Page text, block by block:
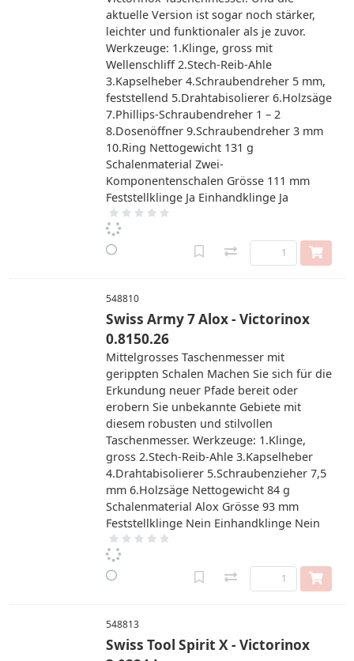
aktuelle Version ist sogar noch stärker,
leichter und funktionaler als je zuvor.
Werkzeuge: 1.Klinge, gross mit
Wellenschliff 2.Stech-Reib-Ahle
3.Kapselheber 4.Schraubendreher 5 mm,
feststellend 5.Drahtabisolierer 6.Holzsäge
7.Phillips-Schraubendreher 1 – 2
8.Dosenöffner 9.Schraubendreher 3 mm
10.Ring Nettogewicht 131 g
Schalenmaterial Zwei-
Komponentenschalen Grösse 111 mm
Feststellklinge Ja Einhandklinge Ja
548810
Swiss Army 7 Alox - Victorinox
0.8150.26
Mittelgrosses Taschenmesser mit
gerippten Schalen Machen Sie sich für die
Erkundung neuer Pfade bereit oder
erobern Sie unbekannte Gebiete mit
diesem robusten und stilvollen
Taschenmesser. Werkzeuge: 1.Klinge,
gross 2.Stech-Reib-Ahle 3.Kapselheber
4.Drahtabisolierer 5.Schraubenzieher 7,5
mm 6.Holzsäge Nettogewicht 84 g
Schalenmaterial Alox Grösse 93 mm
Feststellklinge Nein Einhandklinge Nein
548813
Swiss Tool Spirit X - Victorinox